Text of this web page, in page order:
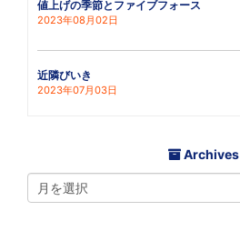
値上げの季節とファイブフォース
2023年08月02日
近隣びいき
2023年07月03日
Archives